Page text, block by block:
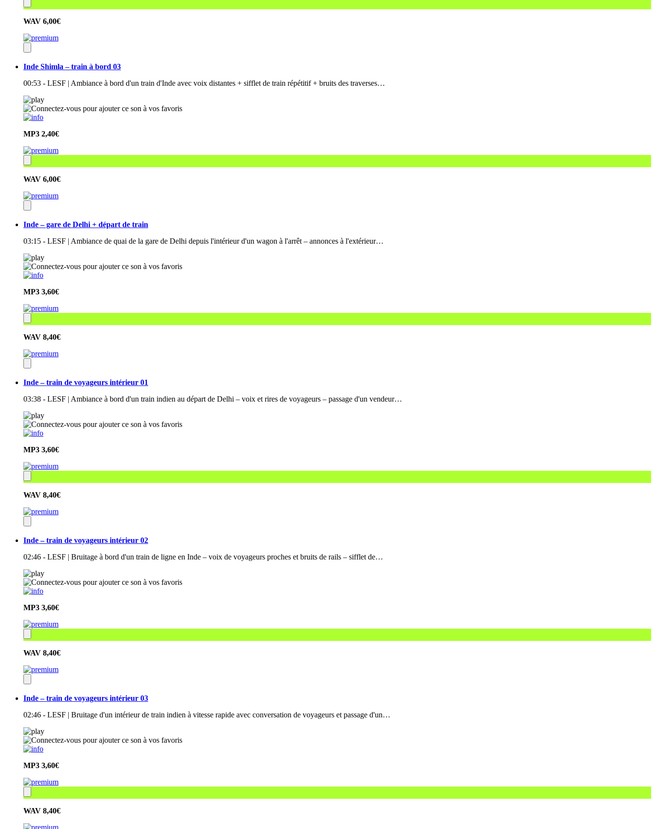
WAV 6,00€
Inde Shimla – train à bord 03
00:53 - LESF | Ambiance à bord d'un train d'Inde avec voix distantes + sifflet de train répétitif + bruits des traverses…
MP3 2,40€
WAV 6,00€
Inde – gare de Delhi + départ de train
03:15 - LESF | Ambiance de quai de la gare de Delhi depuis l'intérieur d'un wagon à l'arrêt – annonces à l'extérieur…
MP3 3,60€
WAV 8,40€
Inde – train de voyageurs intérieur 01
03:38 - LESF | Ambiance à bord d'un train indien au départ de Delhi – voix et rires de voyageurs – passage d'un vendeur…
MP3 3,60€
WAV 8,40€
Inde – train de voyageurs intérieur 02
02:46 - LESF | Bruitage à bord d'un train de ligne en Inde – voix de voyageurs proches et bruits de rails – sifflet de…
MP3 3,60€
WAV 8,40€
Inde – train de voyageurs intérieur 03
02:46 - LESF | Bruitage d'un intérieur de train indien à vitesse rapide avec conversation de voyageurs et passage d'un…
MP3 3,60€
WAV 8,40€